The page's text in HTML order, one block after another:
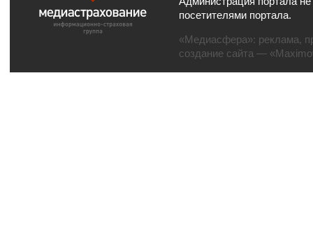
посетителями портала.
«Медиасфера»: реклама,
создание сайта —